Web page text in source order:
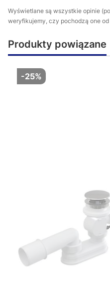
Wyświetlane są wszystkie opinie
weryfikujemy, czy pochodzą one
Produkty powiązane
-25%